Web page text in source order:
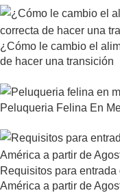
¿Cómo le cambio el
de hacer una transición
Peluqueria Felina En
Requisitos para
América a partir de